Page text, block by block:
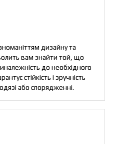
дизайну та
вам знайти той, що
до необхідного
стійкість і зручність
або спорядженні.